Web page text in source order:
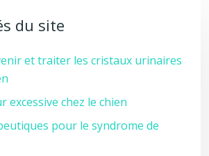
du site
et traiter les cristaux urinaires
excessive chez le chien
pour le syndrome de